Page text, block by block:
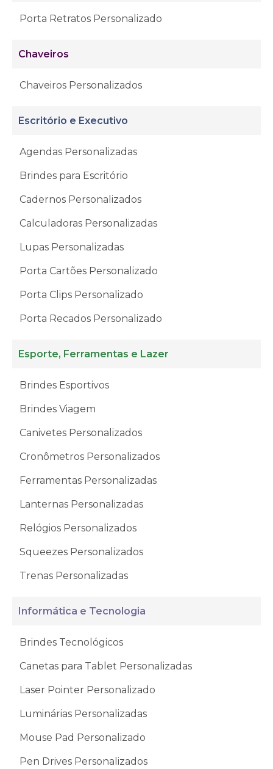
Porta Retratos Personalizado
Chaveiros
Chaveiros Personalizados
Escritório e Executivo
Agendas Personalizadas
Brindes para Escritório
Cadernos Personalizados
Calculadoras Personalizadas
Lupas Personalizadas
Porta Cartões Personalizado
Porta Clips Personalizado
Porta Recados Personalizado
Esporte, Ferramentas e Lazer
Brindes Esportivos
Brindes Viagem
Canivetes Personalizados
Cronômetros Personalizados
Ferramentas Personalizadas
Lanternas Personalizadas
Relógios Personalizados
Squeezes Personalizados
Trenas Personalizadas
Informática e Tecnologia
Brindes Tecnológicos
Canetas para Tablet Personalizadas
Laser Pointer Personalizado
Luminárias Personalizadas
Mouse Pad Personalizado
Pen Drives Personalizados